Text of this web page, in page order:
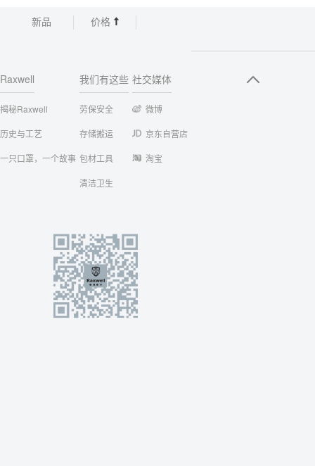
新品 价格
Raxwell
揭秘Raxwell
历史与工艺
一只口罩，一个故事
我们有这些
劳保安全
存储搬运
包材工具
清洁卫生
社交媒体
微博
京东自营店
淘宝